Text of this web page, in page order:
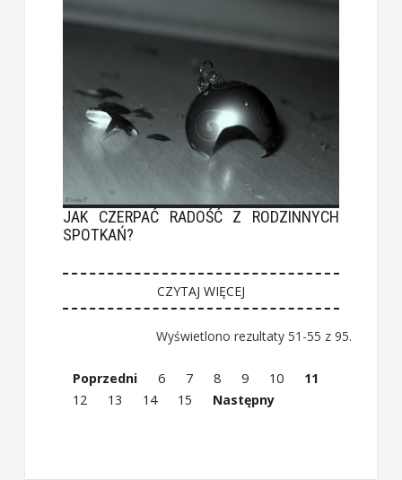
JAK CZERPAĆ RADOŚĆ Z RODZINNYCH
SPOTKAŃ?
CZYTAJ WIĘCEJ
Wyświetlono rezultaty 51-55 z 95.
Poprzedni 6 7 8 9 10
11
12
13 14 15 Następny